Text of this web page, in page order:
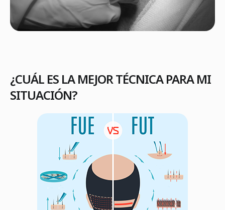
¿CUÁL ES LA MEJOR TÉCNICA PARA MI
SITUACIÓN?